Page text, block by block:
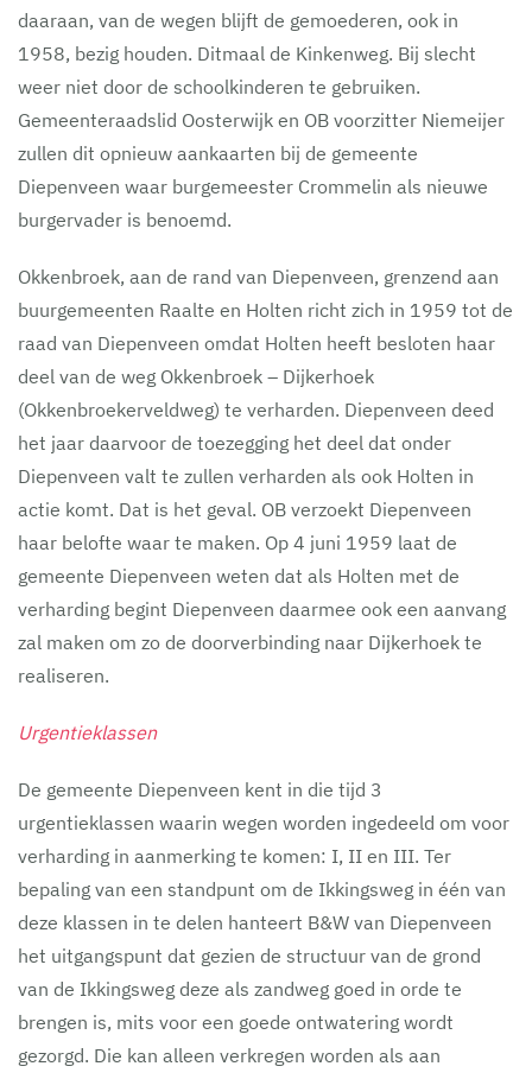
daaraan, van de wegen blijft de gemoederen, ook in
1958, bezig houden. Ditmaal de Kinkenweg. Bij slecht
weer niet door de schoolkinderen te gebruiken.
Gemeenteraadslid Oosterwijk en OB voorzitter Niemeijer
zullen dit opnieuw aankaarten bij de gemeente
Diepenveen waar burgemeester Crommelin als nieuwe
burgervader is benoemd.
Okkenbroek, aan de rand van Diepenveen, grenzend aan
buurgemeenten Raalte en Holten richt zich in 1959 tot de
raad van Diepenveen omdat Holten heeft besloten haar
deel van de weg Okkenbroek – Dijkerhoek
(Okkenbroekerveldweg) te verharden. Diepenveen deed
het jaar daarvoor de toezegging het deel dat onder
Diepenveen valt te zullen verharden als ook Holten in
actie komt. Dat is het geval. OB verzoekt Diepenveen
haar belofte waar te maken. Op 4 juni 1959 laat de
gemeente Diepenveen weten dat als Holten met de
verharding begint Diepenveen daarmee ook een aanvang
zal maken om zo de doorverbinding naar Dijkerhoek te
realiseren.
Urgentieklassen
De gemeente Diepenveen kent in die tijd 3
urgentieklassen waarin wegen worden ingedeeld om voor
verharding in aanmerking te komen: I, II en III. Ter
bepaling van een standpunt om de Ikkingsweg in één van
deze klassen in te delen hanteert B&W van Diepenveen
het uitgangspunt dat gezien de structuur van de grond
van de Ikkingsweg deze als zandweg goed in orde te
brengen is, mits voor een goede ontwatering wordt
gezorgd. Die kan alleen verkregen worden als aan